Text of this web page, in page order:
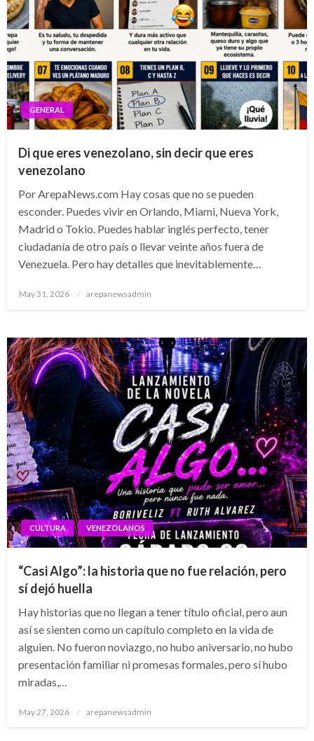
GENERAL
Di que eres venezolano, sin decir que eres
venezolano
Por ArepaNews.com Hay cosas que no se pueden
esconder. Puedes vivir en Orlando, Miami, Nueva York,
Madrid o Tokio. Puedes hablar inglés perfecto, tener
ciudadanía de otro país o llevar veinte años fuera de
Venezuela. Pero hay detalles que inevitablemente…
Posted
May 31, 2026 arepanewsadmin
CULTURA VENEZOLANOS
“Casi Algo”: la historia que no fue relación, pero
sí dejó huella
Hay historias que no llegan a tener título oficial, pero aun
así se sienten como un capítulo completo en la vida de
alguien. No fueron noviazgo, no hubo aniversario, no hubo
presentación familiar ni promesas formales, pero sí hubo
miradas,…
Posted
May 27, 2026 arepanewsadmin